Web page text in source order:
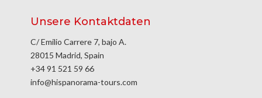
Unsere Kontaktdaten
C/ Emilio Carrere 7, bajo A.
28015 Madrid, Spain
+34 91 521 59 66
info@hispanorama-tours.com